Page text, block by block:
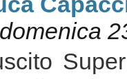
domenica